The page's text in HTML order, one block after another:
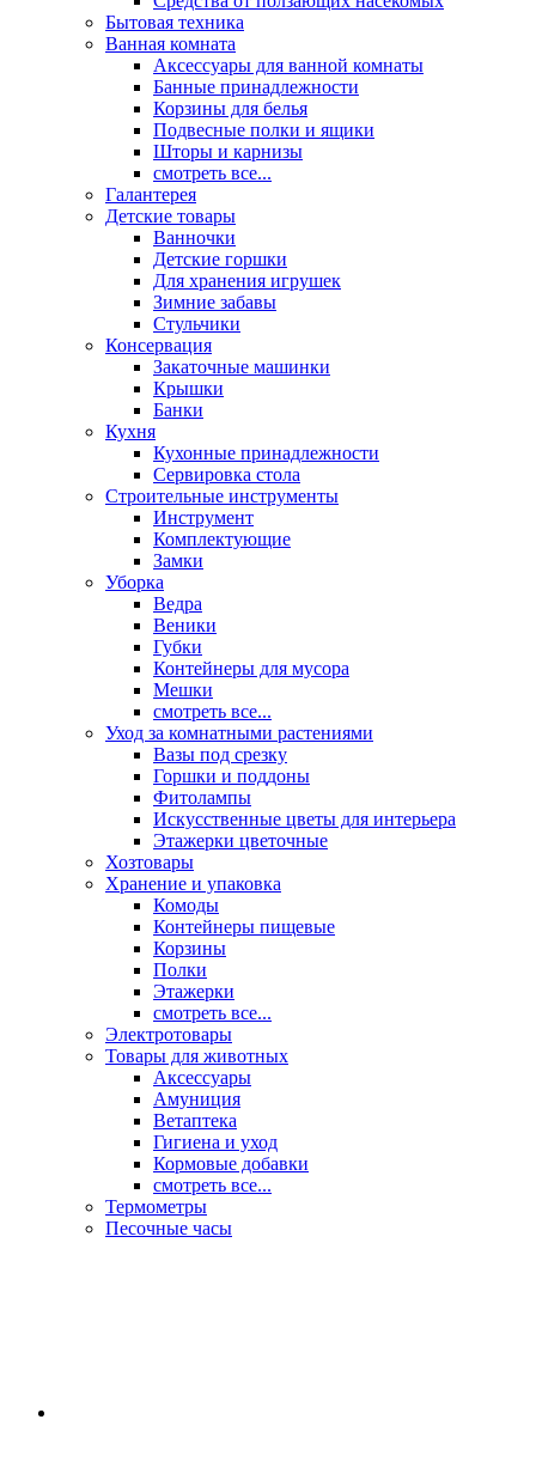
Бытовая техника
Ванная комната
Аксессуары для ванной комнаты
Банные принадлежности
Корзины для белья
Подвесные полки и ящики
Шторы и карнизы
смотреть все...
Галантерея
Детские товары
Ванночки
Детские горшки
Для хранения игрушек
Зимние забавы
Стульчики
Консервация
Закаточные машинки
Крышки
Банки
Кухня
Кухонные принадлежности
Сервировка стола
Строительные инструменты
Инструмент
Комплектующие
Замки
Уборка
Ведра
Веники
Губки
Контейнеры для мусора
Мешки
смотреть все...
Уход за комнатными растениями
Вазы под срезку
Горшки и поддоны
Фитолампы
Искусственные цветы для интерьера
Этажерки цветочные
Хозтовары
Хранение и упаковка
Комоды
Контейнеры пищевые
Корзины
Полки
Этажерки
смотреть все...
Электротовары
Товары для животных
Аксессуары
Амуниция
Ветаптека
Гигиена и уход
Кормовые добавки
смотреть все...
Термометры
Песочные часы